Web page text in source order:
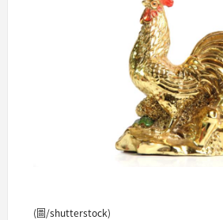
(圖/shutterstock)